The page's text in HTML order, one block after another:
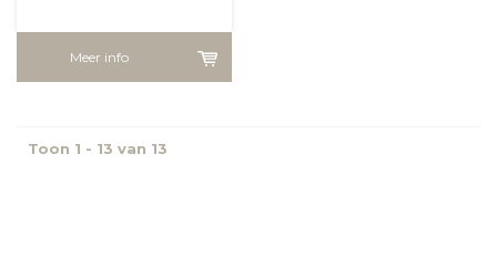
Meer info
Toon 1 - 13 van 13